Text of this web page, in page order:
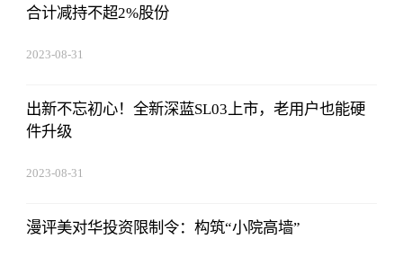
合计减持不超2%股份
2023-08-31
出新不忘初心！全新深蓝SL03上市，老用户也能硬
件升级
2023-08-31
漫评美对华投资限制令：构筑“小院高墙”